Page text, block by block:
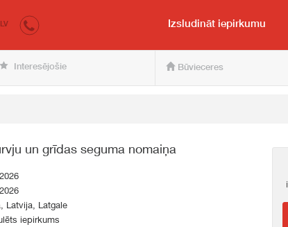
pircējam un pārdevējam
LV Izsludināt iepirkumu
Interesējošie Būvieceres
un grīdas seguma nomaiņa
Latvija, Latgale
iepirkums